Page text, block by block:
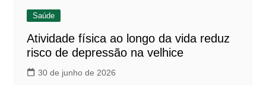
Saúde
Atividade física ao longo da vida reduz
risco de depressão na velhice
30 de junho de 2026